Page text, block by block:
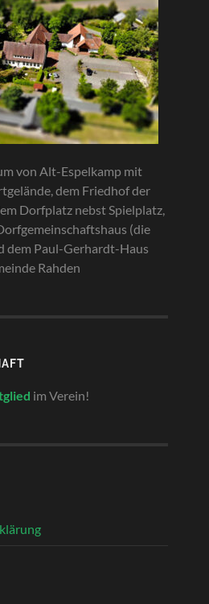
von Alt-Espelkamp mit
dem Friedhof der
Dorfplatz nebst Spielplatz,
(die
dem Paul-Gerhardt-Haus
Rahden
im Verein!